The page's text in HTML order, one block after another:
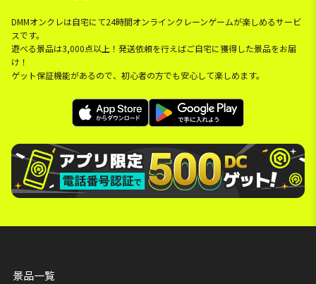
DMMオンクレは自宅にて24時間オンラインクレーンゲームが楽しめるサービ
スです。
遊べる景品は3,000点以上！発送依頼を行えばご自宅に獲得した景品をお届
け！
ゲット保証機能があるので、初心者の方でも安心して楽しめます。
景品一覧